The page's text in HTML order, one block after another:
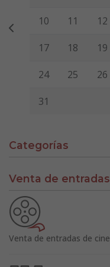
10 11 12
17 18 19
24 25 26
31
Categorías
Venta de entradas
Venta de entradas de cine